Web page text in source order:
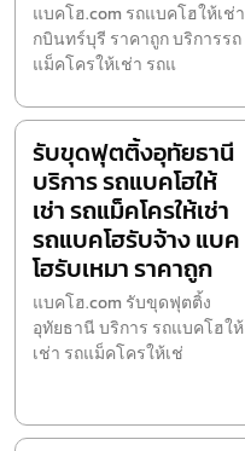
แบคโฮ.com รถแบคโฮให้เช่า
กบินทร์บุรี ราคาถูก บริการรถ
แม็คโครให้เช่า รถแ
รับขุดฟุตติ้งอุทัยธานี
บริการ รถแบคโฮให้
เช่า รถแม็คโครให้เช่า
รถแบคโฮรับจ้าง แบค
โฮรับเหมา ราคาถูก
แบคโฮ.com รับขุดฟุตติ้ง
อุทัยธานี บริการ รถแบคโฮให้
เช่า รถแม็คโครให้เช่